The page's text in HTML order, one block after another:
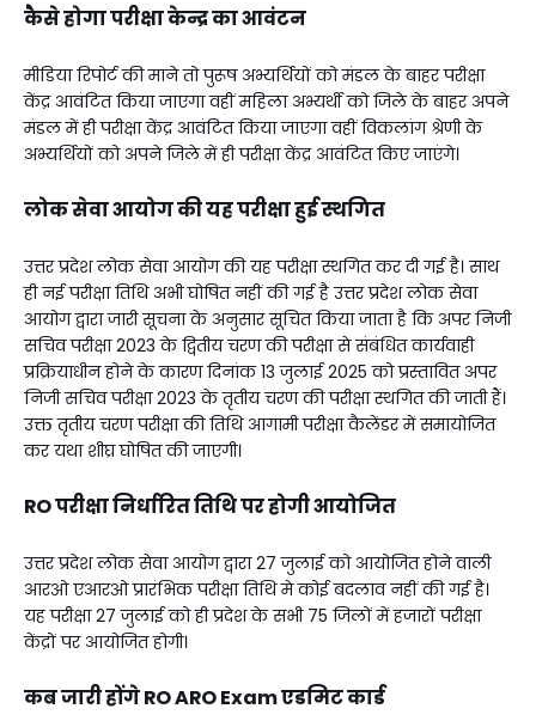
कैसे होगा परीक्षा केन्द्र का आवंटन
मीडिया रिपोर्ट की माने तो पुरूष अभ्यर्थियों को मंडल के बाहर परीक्षा
केंद्र आवंटित किया जाएगा वहीं महिला अभ्यर्थी को जिले के बाहर अपने
मंडल में ही परीक्षा केंद्र आवंटित किया जाएगा वहीं विकलांग श्रेणी के
अभ्यर्थियों को अपने जिले में ही परीक्षा केंद्र आवंटित किए जाएंगे।
लोक सेवा आयोग की यह परीक्षा हुई स्थगित
उत्तर प्रदेश लोक सेवा आयोग की यह परीक्षा स्थगित कर दी गई है। साथ
ही नई परीक्षा तिथि अभी घोषित नहीं की गई है उत्तर प्रदेश लोक सेवा
आयोग द्वारा जारी सूचना के अनुसार सूचित किया जाता है कि अपर निजी
सचिव परीक्षा 2023 के द्वितीय चरण की परीक्षा से संबंधित कार्यवाही
प्रक्रियाधीन होने के कारण दिनांक 13 जुलाई 2025 को प्रस्तावित अपर
निजी सचिव परीक्षा 2023 के तृतीय चरण की परीक्षा स्थगित की जाती हैं।
उक्त तृतीय चरण परीक्षा की तिथि आगामी परीक्षा कैलेंडर में समायोजित
कर यथा शीघ्र घोषित की जाएगी।
RO परीक्षा निर्धारित तिथि पर होगी आयोजित
उत्तर प्रदेश लोक सेवा आयोग द्वारा 27 जुलाई को आयोजित होने वाली
आरओ एआरओ प्रारंभिक परीक्षा तिथि मे कोई बदलाव नहीं की गई है।
यह परीक्षा 27 जुलाई को ही प्रदेश के सभी 75 जिलों में हजारों परीक्षा
केंद्रों पर आयोजित होगी।
कब जारी होंगे RO ARO Exam एडमिट कार्ड